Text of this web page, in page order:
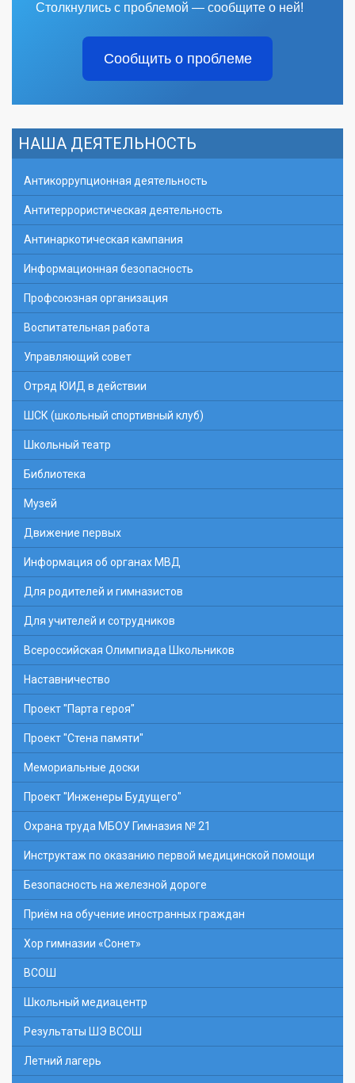
Столкнулись с проблемой — сообщите о ней!
Сообщить о проблеме
НАША ДЕЯТЕЛЬНОСТЬ
Антикоррупционная деятельность
Антитеррористическая деятельность
Антинаркотическая кампания
Информационная безопасность
Профсоюзная организация
Воспитательная работа
Управляющий совет
Отряд ЮИД в действии
ШСК (школьный спортивный клуб)
Школьный театр
Библиотека
Музей
Движение первых
Информация об органах МВД
Для родителей и гимназистов
Для учителей и сотрудников
Всероссийская Олимпиада Школьников
Наставничество
Проект "Парта героя"
Проект "Стена памяти"
Мемориальные доски
Проект "Инженеры Будущего"
Охрана труда МБОУ Гимназия № 21
Инструктаж по оказанию первой медицинской помощи
Безопасность на железной дороге
Приём на обучение иностранных граждан
Хор гимназии «Сонет»
ВСОШ
Школьный медиацентр
Результаты ШЭ ВСОШ
Летний лагерь